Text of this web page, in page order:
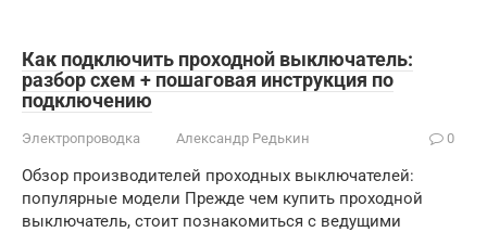
Как подключить проходной выключатель:
разбор схем + пошаговая инструкция по
подключению
Электропроводка Александр Редькин 0
Обзор производителей проходных выключателей:
популярные модели Прежде чем купить проходной
выключатель, стоит познакомиться с ведущими